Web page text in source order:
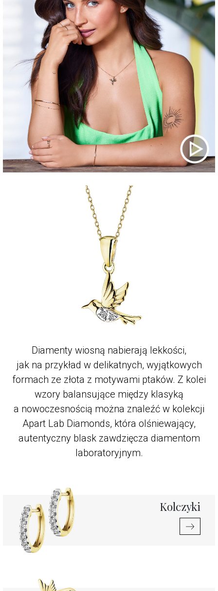
Diamenty wiosną nabierają lekkości,
jak na przykład w delikatnych, wyjątkowych
formach ze złota z motywami ptaków. Z kolei
wzory balansujące między klasyką
a nowoczesnością można znaleźć w kolekcji
Apart Lab Diamonds, która olśniewający,
autentyczny blask zawdzięcza diamentom
laboratoryjnym.
Kolczyki